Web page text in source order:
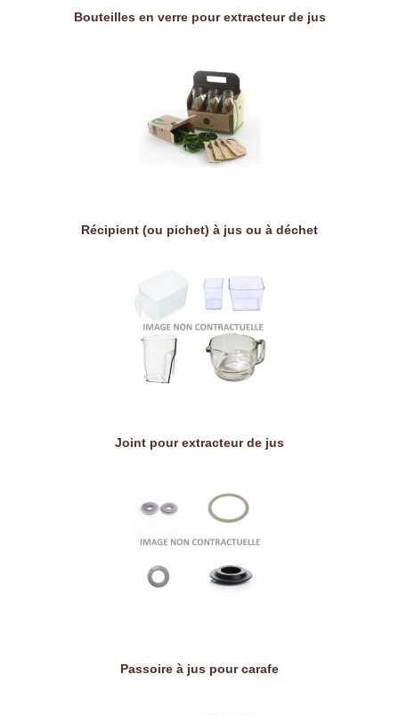
Bouteilles en verre pour extracteur de jus
Récipient (ou pichet) à jus ou à déchet
Joint pour extracteur de jus
Passoire à jus pour carafe